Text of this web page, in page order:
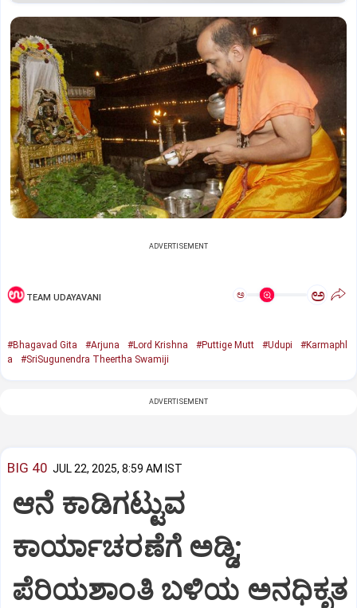
ADVERTISEMENT
TEAM UDAYAVANI ಅ ಅ
#Bhagavad Gita #Arjuna #Lord Krishna #Puttige Mutt #Udupi
#Karmaphl
a
#SriSugunendra Theertha Swamiji
ADVERTISEMENT
BIG 40 JUL 22, 2025, 8:59 AM IST
ಆನೆ ಕಾಡಿಗಟ್ಟುವ
ಕಾರ್ಯಾಚರಣೆಗೆ ಅಡ್ಡಿ;
ಪೆರಿಯಶಾಂತಿ ಬಳಿಯ ಅನಧಿಕೃತ